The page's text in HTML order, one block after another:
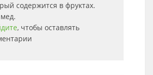
содержится в фруктах.
, чтобы оставлять